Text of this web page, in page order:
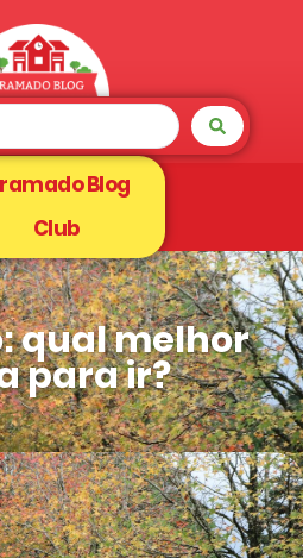
Blog
Club
qual melhor
para ir?